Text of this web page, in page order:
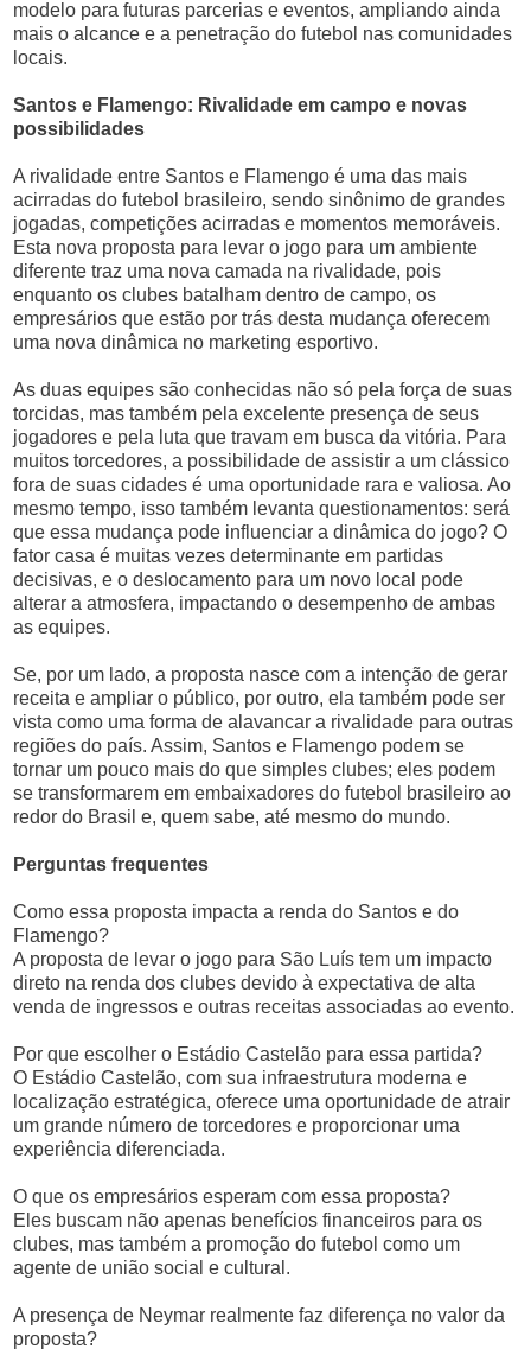
modelo para futuras parcerias e eventos, ampliando ainda
mais o alcance e a penetração do futebol nas comunidades
locais.
Santos e Flamengo: Rivalidade em campo e novas
possibilidades
A rivalidade entre Santos e Flamengo é uma das mais
acirradas do futebol brasileiro, sendo sinônimo de grandes
jogadas, competições acirradas e momentos memoráveis.
Esta nova proposta para levar o jogo para um ambiente
diferente traz uma nova camada na rivalidade, pois
enquanto os clubes batalham dentro de campo, os
empresários que estão por trás desta mudança oferecem
uma nova dinâmica no marketing esportivo.
As duas equipes são conhecidas não só pela força de suas
torcidas, mas também pela excelente presença de seus
jogadores e pela luta que travam em busca da vitória. Para
muitos torcedores, a possibilidade de assistir a um clássico
fora de suas cidades é uma oportunidade rara e valiosa. Ao
mesmo tempo, isso também levanta questionamentos: será
que essa mudança pode influenciar a dinâmica do jogo? O
fator casa é muitas vezes determinante em partidas
decisivas, e o deslocamento para um novo local pode
alterar a atmosfera, impactando o desempenho de ambas
as equipes.
Se, por um lado, a proposta nasce com a intenção de gerar
receita e ampliar o público, por outro, ela também pode ser
vista como uma forma de alavancar a rivalidade para outras
regiões do país. Assim, Santos e Flamengo podem se
tornar um pouco mais do que simples clubes; eles podem
se transformarem em embaixadores do futebol brasileiro ao
redor do Brasil e, quem sabe, até mesmo do mundo.
Perguntas frequentes
Como essa proposta impacta a renda do Santos e do
Flamengo?
A proposta de levar o jogo para São Luís tem um impacto
direto na renda dos clubes devido à expectativa de alta
venda de ingressos e outras receitas associadas ao evento.
Por que escolher o Estádio Castelão para essa partida?
O Estádio Castelão, com sua infraestrutura moderna e
localização estratégica, oferece uma oportunidade de atrair
um grande número de torcedores e proporcionar uma
experiência diferenciada.
O que os empresários esperam com essa proposta?
Eles buscam não apenas benefícios financeiros para os
clubes, mas também a promoção do futebol como um
agente de união social e cultural.
A presença de Neymar realmente faz diferença no valor da
proposta?